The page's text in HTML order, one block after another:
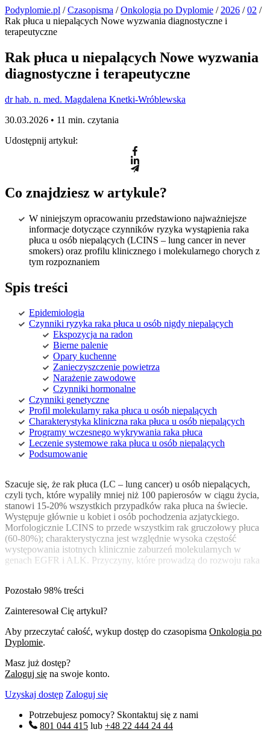
Podyplomie.pl /Czasopisma /Onkologia po Dyplomie / 2026 /02 /
Rak płuca u niepalących Nowe wyzwania diagnostyczne i
terapeutyczne
Rak płuca u niepalących Nowe wyzwania
diagnostyczne i terapeutyczne
dr hab. n. med. Magdalena Knetki-Wróblewska
30.03.2026 • 11 min. czytania
Udostępnij artykuł:
Co znajdziesz w artykule?
W niniejszym opracowaniu przedstawiono najważniejsze
informacje dotyczące czynników ryzyka wystąpienia raka
płuca u osób niepalących (LCINS – lung cancer in never
smokers) oraz profilu klinicznego i molekularnego chorych z
tym rozpoznaniem
Spis treści
Epidemiologia
Czynniki ryzyka raka płuca u osób nigdy niepalących
Ekspozycja na radon
Bierne palenie
Opary kuchenne
Zanieczyszczenie powietrza
Narażenie zawodowe
Czynniki hormonalne
Czynniki genetyczne
Profil molekularny raka płuca u osób niepalących
Charakterystyka kliniczna raka płuca u osób niepalących
Programy wczesnego wykrywania raka płuca
Leczenie systemowe raka płuca u osób niepalących
Podsumowanie
Szacuje się, że rak płuca (LC – lung cancer) u osób niepalących,
czyli tych, które wypaliły mniej niż 100 papierosów w ciągu życia,
stanowi 15-20% wszystkich przypadków raka płuca na świecie.
Występuje głównie u kobiet i osób pochodzenia azjatyckiego.
Morfologicznie LCINS to przede wszystkim rak gruczołowy płuca
(60-80%); charakterystyczna jest względnie wysoka częstość
występowania istotnych klinicznie zaburzeń molekularnych w
genach EGFR i ALK. Przyczyny, które prowadzą do rozwoju raka
Pozostało 98% treści
Zainteresował Cię artykuł?
Aby przeczytać całość, wykup dostęp do czasopisma Onkologia po
Dyplomie.
Masz już dostęp?
Zaloguj się na swoje konto.
Uzyskaj dostęp Zaloguj się
Potrzebujesz pomocy? Skontaktuj się z nami
801 044 415 lub +48 22 444 24 44